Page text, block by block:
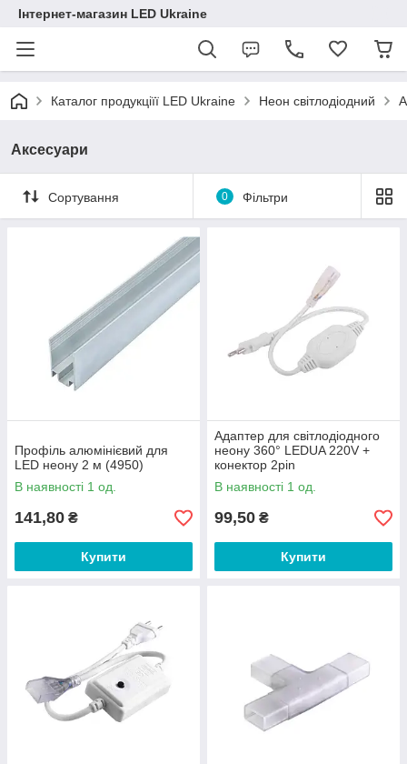
Інтернет-магазин LED Ukraine
Каталог продукціїї LED Ukraine Неон світлодіодний
Аксесуари
Сортування 0 Фільтри
Профіль алюмінієвий для
LED неону 2 м (4950)
В наявності 1 од.
141,80 ₴
Купити
Адаптер для світлодіодного
неону 360° LEDUA 220V +
конектор 2pin
В наявності 1 од.
99,50 ₴
Купити